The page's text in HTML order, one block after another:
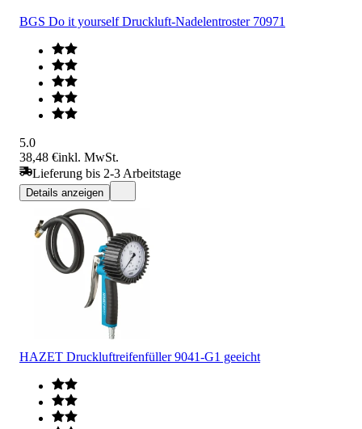
BGS Do it yourself Druckluft-Nadelentroster 70971
5.0
38,48 €inkl. MwSt.
Lieferung bis 2-3 Arbeitstage
Details anzeigen
HAZET Druckluftreifenfüller 9041-G1 geeicht